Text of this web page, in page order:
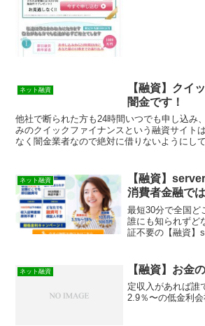
ネット融資
【融資】クイ
闇金です！
他社で断られた方も24時間いつでも申し込み
みのクイックファイナンスという融資サイト
なく闇金業者なので絶対に借りないようにし
ネット融資
【融資】
消費者金融で
最短30分で全国ど
誰にも知られずど
証不要の【融資】
を貸してもらえる
業者を探してい...
ネット融資 【融資】お金
定収入があれば誰
2.9％〜の低金利会